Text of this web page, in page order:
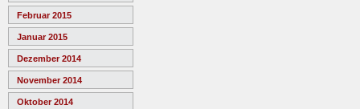
Februar 2015
Januar 2015
Dezember 2014
November 2014
Oktober 2014